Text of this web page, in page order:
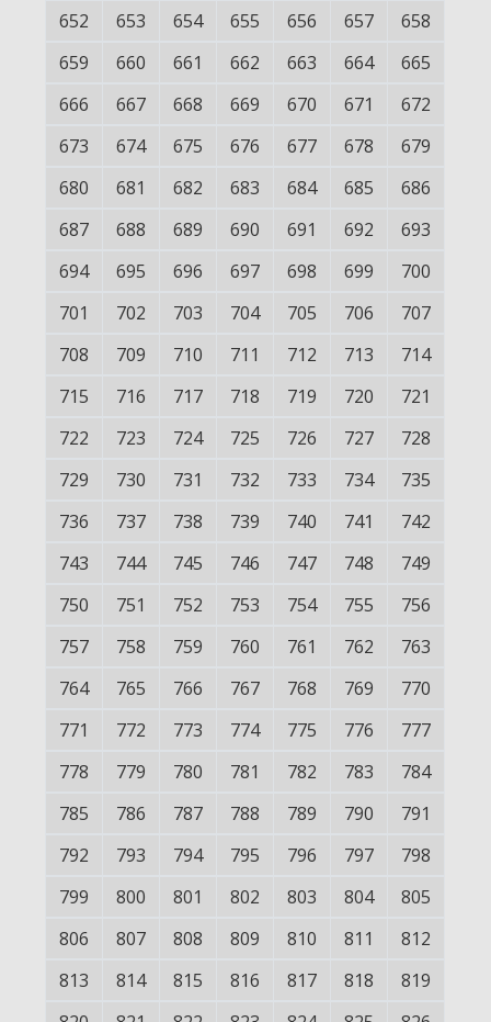
652
653 654 655 656 657
658
659
660 661 662 663 664
665
666
667 668 669 670 671
672
673
674 675 676 677 678
679
680
681 682 683 684 685
686
687
688 689 690 691 692
693
694
695 696 697 698 699
700
701
702 703 704 705 706
707
708
709 710 711 712 713
714
715
716 717 718 719 720
721
722
723 724 725 726 727
728
729
730 731 732 733 734
735
736
737 738 739 740 741
742
743
744 745 746 747 748
749
750
751 752 753 754 755
756
757
758 759 760 761 762
763
764
765 766 767 768 769
770
771
772 773 774 775 776
777
778
779 780 781 782 783
784
785
786 787 788 789 790
791
792
793 794 795 796 797
798
799
800 801 802 803 804
805
806
807 808 809 810 811
812
813
814 815 816 817 818
819